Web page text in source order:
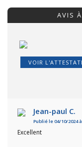
AVIS
VOIR
Jean-paul C.
Publié le 04/10/2024
Excellent